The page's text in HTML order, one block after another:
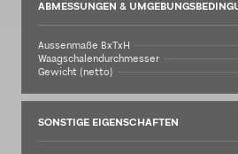
ABMESSUNGEN &
Aussenmaße BxTxH
Waagschalendurchmesser
Gewicht (netto)
SONSTIGE EIGENSCHAFTEN